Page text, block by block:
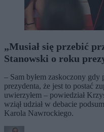
„Musiał się przebić
Stanowski o roku
– Sam byłem zaskoczony gdy
prezydenta, że jest to postać
uwierzyłem – powiedział
wziął udział w debacie
Karola Nawrockiego.